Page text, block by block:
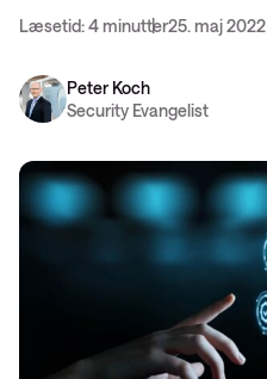
Læsetid: 4 minutter25. maj 2022
Peter Koch
Security Evangelist